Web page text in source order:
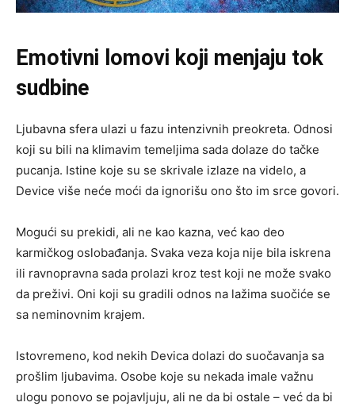
Emotivni lomovi koji menjaju tok
sudbine
Ljubavna sfera ulazi u fazu intenzivnih preokreta. Odnosi
koji su bili na klimavim temeljima sada dolaze do tačke
pucanja. Istine koje su se skrivale izlaze na videlo, a
Device više neće moći da ignorišu ono što im srce govori.
Mogući su prekidi, ali ne kao kazna, već kao deo
karmičkog oslobađanja. Svaka veza koja nije bila iskrena
ili ravnopravna sada prolazi kroz test koji ne može svako
da preživi. Oni koji su gradili odnos na lažima suočiće se
sa neminovnim krajem.
Istovremeno, kod nekih Devica dolazi do suočavanja sa
prošlim ljubavima. Osobe koje su nekada imale važnu
ulogu ponovo se pojavljuju, ali ne da bi ostale – već da bi